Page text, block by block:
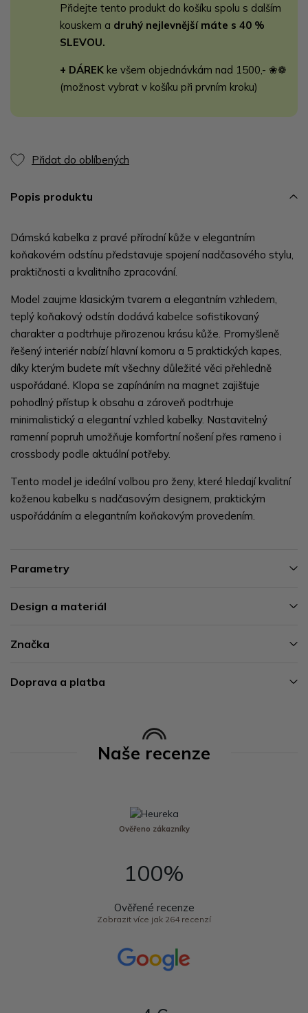
Přidejte tento produkt do košíku spolu s dalším
kouskem a druhý nejlevnější máte s 40 %
SLEVOU.
+ DÁREK ke všem objednávkám nad 1500,- ❀❁
(možnost vybrat v košíku při prvním kroku)
Přidat do oblíbených
Popis produktu
Dámská kabelka z pravé přírodní kůže v elegantním
koňakovém odstínu představuje spojení nadčasového stylu,
praktičnosti a kvalitního zpracování.
Model zaujme klasickým tvarem a elegantním vzhledem,
teplý koňakový odstín dodává kabelce sofistikovaný
charakter a podtrhuje přirozenou krásu kůže. Promyšleně
řešený interiér nabízí hlavní komoru a 5 praktických kapes,
díky kterým budete mít všechny důležité věci přehledně
uspořádané. Klopa se zapínáním na magnet zajišťuje
pohodlný přístup k obsahu a zároveň podtrhuje
minimalistický a elegantní vzhled kabelky. Nastavitelný
ramenní popruh umožňuje komfortní nošení přes rameno i
crossbody podle aktuální potřeby.
Tento model je ideální volbou pro ženy, které hledají kvalitní
koženou kabelku s nadčasovým designem, praktickým
uspořádáním a elegantním koňakovým provedením.
Parametry
Design a materiál
Značka
Doprava a platba
Naše recenze
Ověřeno zákazníky
100%
Ověřené recenze
Zobrazit více jak 264 recenzí